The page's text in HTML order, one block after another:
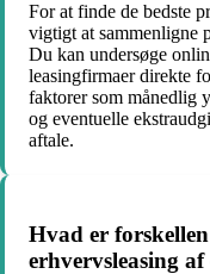
For at finde de bedste
vigtigt at sammenligne
Du kan undersøge
leasingfirmaer direkte
faktorer som månedlig
og eventuelle
aftale.
Hvad er
erhvervsleasing